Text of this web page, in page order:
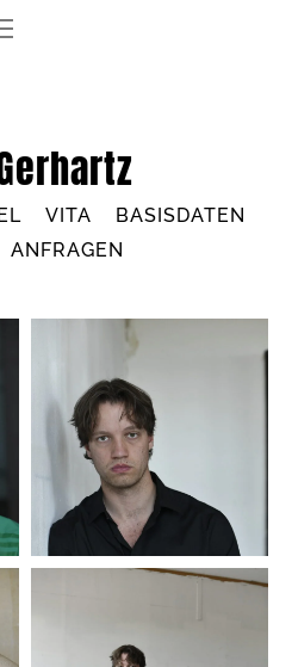
VITA
BASISDATEN
ANFRAGEN